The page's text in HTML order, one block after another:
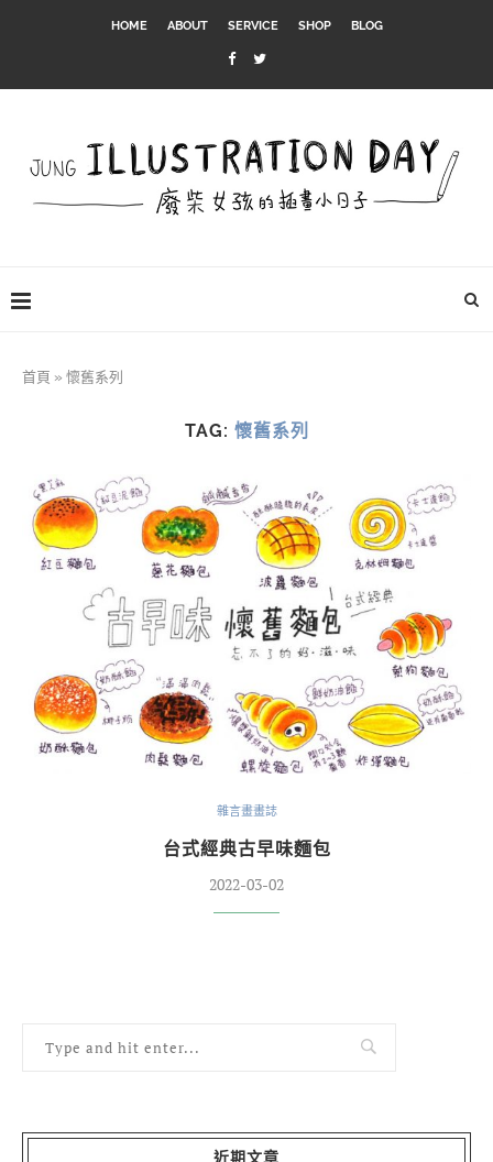
HOME ABOUT SERVICE SHOP BLOG
首頁 » 懷舊系列
TAG: 懷舊系列
雜言畫畫誌
台式經典古早味麵包
2022-03-02
近期文章